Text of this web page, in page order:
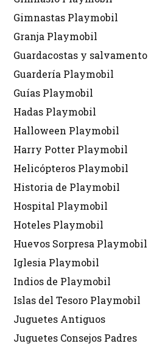
Gimnastas Playmobil
Granja Playmobil
Guardacostas y salvamento
Guardería Playmobil
Guías Playmobil
Hadas Playmobil
Halloween Playmobil
Harry Potter Playmobil
Helicópteros Playmobil
Historia de Playmobil
Hospital Playmobil
Hoteles Playmobil
Huevos Sorpresa Playmobil
Iglesia Playmobil
Indios de Playmobil
Islas del Tesoro Playmobil
Juguetes Antiguos
Juguetes Consejos Padres